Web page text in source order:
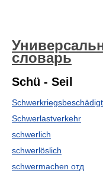
словарь
Schü - Seil
Schwerlastverkehr
schwerlich
schwerlöslich
schwermachen отд